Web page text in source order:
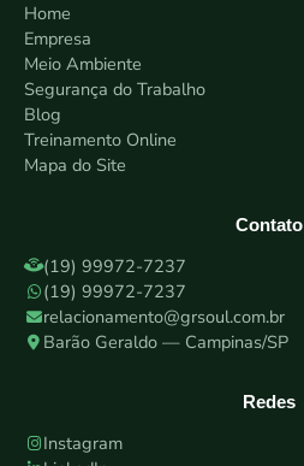
Home
Empresa
Meio Ambiente
Segurança do Trabalho
Blog
Treinamento Online
Mapa do Site
Contato
(19) 99972-7237
(19) 99972-7237
relacionamento@grsoul.com.br
Barão Geraldo — Campinas/SP
Redes
Instagram